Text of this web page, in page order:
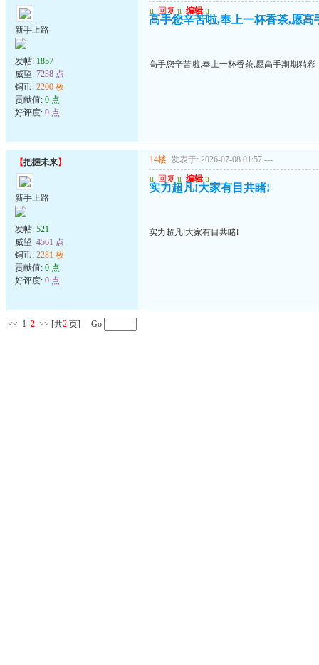
新手上路
发帖: 1857
威望: 7238 点
铜币: 2200 枚
贡献值: 0 点
好评度: 0 点
u 回复 u 编辑 u
高手您辛苦啦,奉上一杯香茶,愿高
高手您辛苦啦,奉上一杯香茶,愿高手期期精彩
【把握未来】
新手上路
发帖: 521
威望: 4561 点
铜币: 2281 枚
贡献值: 0 点
好评度: 0 点
14楼 发表于: 2026-07-08 01:57 ---
u 回复 u 编辑 u
实力超凡!大家有目共睹!
实力超凡!大家有目共睹!
<< 1 2 >> [共2 页] Go